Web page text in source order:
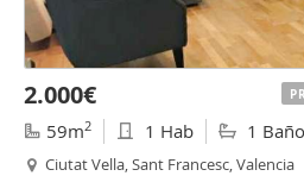
2.000€
59m2 1 Hab 1 Baño
Ciutat Vella, Sant Francesc, Valencia